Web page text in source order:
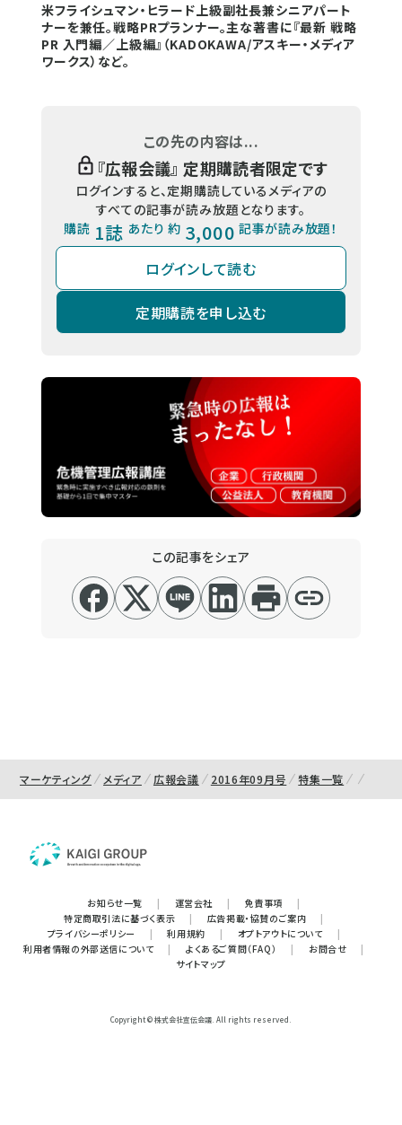
米フライシュマン・ヒラード上級副社長兼シニアパート
ナーを兼任。戦略PRプランナー。主な著書に『最新 戦略
PR 入門編／上級編』（KADOKAWA/アスキー・メディア
ワークス）など。
この先の内容は...
『広報会議』 定期購読者限定です
ログインすると、定期購読しているメディアの
すべての記事が読み放題となります。
購読 1誌 あたり 約 3,000 記事が読み放題！
ログインして読む
定期購読を申し込む
この記事をシェア
マーケティング メディア 広報会議 2016年09月号 特集一覧
お知らせ一覧 | 運営会社 | 免責事項
|
特定商取引法に基づく表示
| 広告掲載・協賛のご案内
|
プライバシーポリシー
| 利用規約 | オプトアウトについて
|
利用者情報の外部送信について
| よくあるご質問（FAQ） | お問合せ
|
サイトマップ
Copyright © 株式会社宣伝会議. All rights reserved.